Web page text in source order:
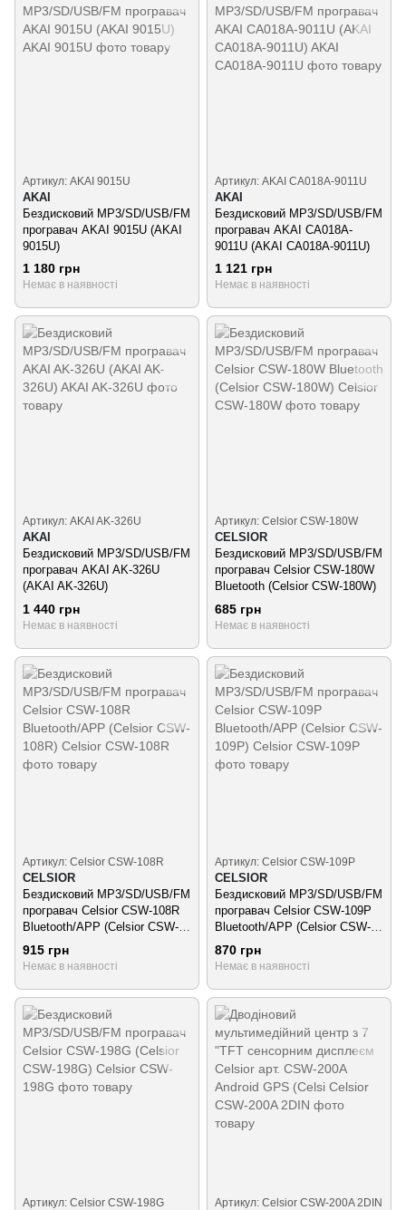
Артикул: AKAI 9015U
AKAI
Бездисковий MP3/SD/USB/FM
програвач AKAI 9015U (AKAI
9015U)
1 180 грн
Немає в наявності
Артикул: AKAI CA018A-9011U
AKAI
Бездисковий MP3/SD/USB/FM
програвач AKAI CA018A-
9011U (AKAI CA018A-9011U)
1 121 грн
Немає в наявності
Артикул: AKAI AK-326U
AKAI
Бездисковий MP3/SD/USB/FM
програвач AKAI AK-326U
(AKAI AK-326U)
1 440 грн
Немає в наявності
Артикул: Celsior CSW-180W
CELSIOR
Бездисковий MP3/SD/USB/FM
програвач Celsior CSW-180W
Bluetooth (Celsior CSW-180W)
685 грн
Немає в наявності
Артикул: Celsior CSW-108R
CELSIOR
Бездисковий MP3/SD/USB/FM
програвач Celsior CSW-108R
Bluetooth/APP (Celsior CSW-
108R)
915 грн
Немає в наявності
Артикул: Celsior CSW-109P
CELSIOR
Бездисковий MP3/SD/USB/FM
програвач Celsior CSW-109P
Bluetooth/APP (Celsior CSW-
109P)
870 грн
Немає в наявності
Артикул: Celsior CSW-198G Артикул: Celsior CSW-200A 2DIN